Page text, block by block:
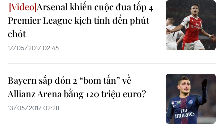
Arsenal khiến cuộc đua tốp 4
Premier League kịch tính đến phút
chót
17/05/2017 02:45
Bayern sắp đón 2 “bom tấn” về
Allianz Arena bằng 120 triệu euro?
13/05/2017 02:28